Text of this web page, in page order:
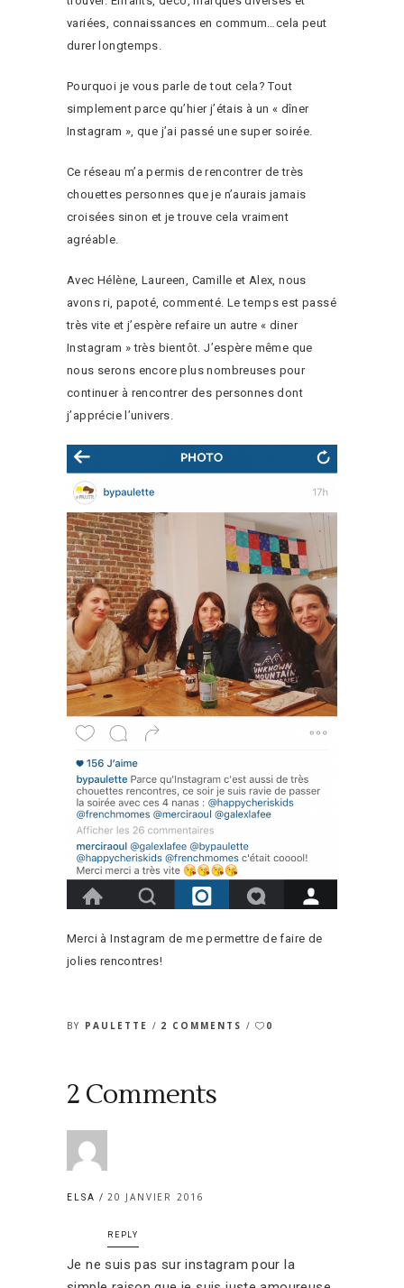
variées, connaissances en commum…cela peut
durer longtemps.
Pourquoi je vous parle de tout cela? Tout
simplement parce qu’hier j’étais à un « dîner
Instagram », que j’ai passé une super soirée.
Ce réseau m’a permis de rencontrer de très
chouettes personnes que je n’aurais jamais
croisées sinon et je trouve cela vraiment
agréable.
Avec Hélène, Laureen, Camille et Alex, nous
avons ri, papoté, commenté. Le temps est passé
très vite et j’espère refaire un autre « diner
Instagram » très bientôt. J’espère même que
nous serons encore plus nombreuses pour
continuer à rencontrer des personnes dont
j’apprécie l’univers.
Merci à Instagram de me permettre de faire de
jolies rencontres!
BY PAULETTE 2 COMMENTS 0
2 Comments
ELSA 20 JANVIER 2016
REPLY
Je ne suis pas sur instagram pour la